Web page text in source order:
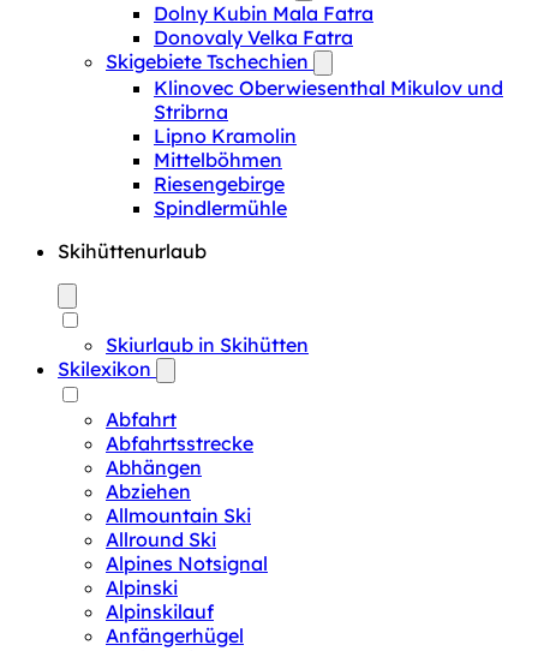
Dolny Kubin Mala Fatra
Donovaly Velka Fatra
Skigebiete Tschechien
Klinovec Oberwiesenthal Mikulov und
Stribrna
Lipno Kramolin
Mittelböhmen
Riesengebirge
Spindlermühle
Skihüttenurlaub
Skiurlaub in Skihütten
Skilexikon
Abfahrt
Abfahrtsstrecke
Abhängen
Abziehen
Allmountain Ski
Allround Ski
Alpines Notsignal
Alpinski
Alpinskilauf
Anfängerhügel